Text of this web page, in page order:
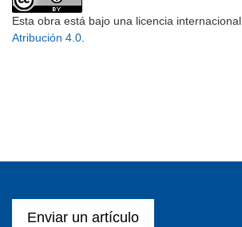
Esta obra está bajo una licencia internacional
Atribución 4.0.
Enviar un artículo